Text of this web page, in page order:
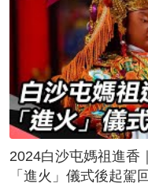
2024白沙屯媽祖進香
「進火」儀式後起駕